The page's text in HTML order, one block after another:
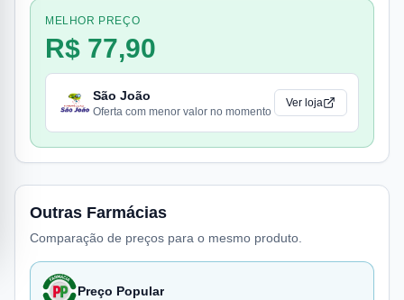
MELHOR PREÇO
R$ 77,90
São João
Oferta com menor valor no momento
Ver loja
Outras Farmácias
Comparação de preços para o mesmo produto.
Preço Popular